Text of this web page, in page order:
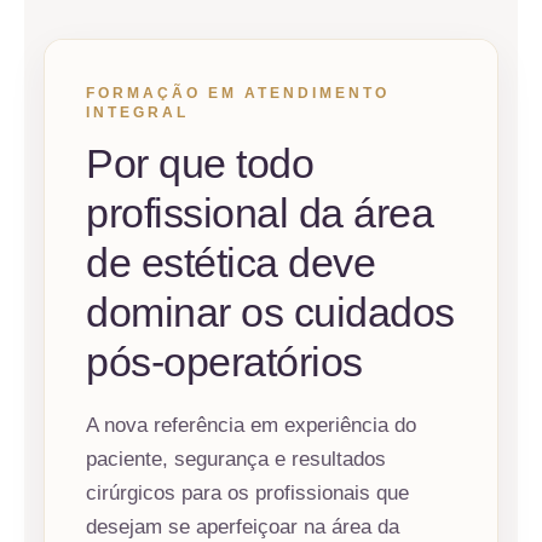
FORMAÇÃO EM ATENDIMENTO
INTEGRAL
Por que todo
profissional da área
de estética deve
dominar os cuidados
pós-operatórios
A nova referência em experiência do
paciente, segurança e resultados
cirúrgicos para os profissionais que
desejam se aperfeiçoar na área da